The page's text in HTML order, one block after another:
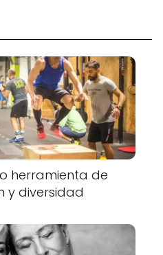
herramienta de
y diversidad